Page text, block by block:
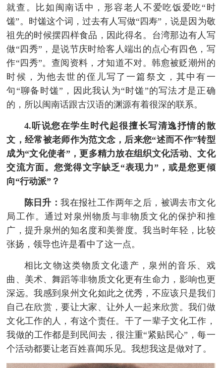
就查。比如闽南话中，形容老人不爱吃饭爱吃“时
馐”。时馐这个词，过去有人写做“四寿”，说是因为敬
祖先的时候摆四样食品，因此得名。台湾那边有人写
做“四秀”，是说节庆时给客人端出的点心有四色，写
作“四秀”。查阅资料，才知道不对。韩愈被贬潮州的
时候，为他去世的侄儿写了一篇祭文，其中有一
句“聊备时馐”，因此我认为“时馐”的写法才是正确
的，所以闽南话跟古汉语的渊源有着很深的联系。
4.听说您在学生时代起很擅长写清逸抒情的散
文，经常被老师作为范文念，后来您“述而不作”转型
成为“文化使者”，更多精力放在组织文化活动、文化
交流方面。您觉得文字缺乏“表现力”，或是您更倾
向“行动派”？
陈日升：我在报社工作两年之后，被调去市文化
局工作。通过对泉州物质与非物质文化的保护和推
广，提升泉州的知名度和美誉度。我当时年轻，比较
张扬，领导也许是看中了这一点。
相比文物这类物质文化遗产，泉州的音乐、戏
曲、美术、舞蹈等非物质文化更有生命力，影响也更
深远。我感到泉州文化如此之优秀，不应该只是我们
自己在欣赏，要让大家、让外人一起来欣赏。我们做
文化工作的人，有这个责任。干了一辈子文化工作，
我做的工作都是到民间去，很注重“紧贴民心”，每一
个活动都要让老百姓喜闻乐见。我想我这是做对了。